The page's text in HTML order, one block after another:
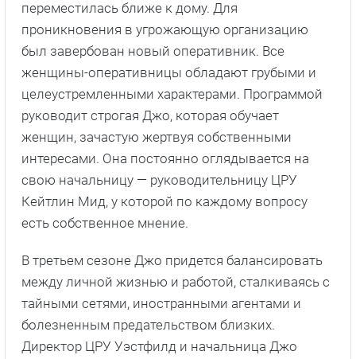
переместилась ближе к дому. Для
проникновения в угрожающую организацию
был завербован новый оперативник. Все
женщины-оперативницы обладают грубыми и
целеустремленными характерами. Программой
руководит строгая Джо, которая обучает
женщин, зачастую жертвуя собственными
интересами. Она постоянно оглядывается на
свою начальницу — руководительницу ЦРУ
Кейтлин Мид, у которой по каждому вопросу
есть собственное мнение.
В третьем сезоне Джо придется балансировать
между личной жизнью и работой, сталкиваясь с
тайными сетями, иностранными агентами и
болезненным предательством близких.
Директор ЦРУ Уэстфилд и начальница Джо